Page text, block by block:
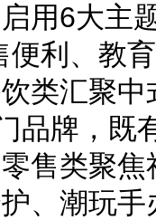
用6大主
便利、教
类汇聚
品牌，既
售类聚
、潮玩